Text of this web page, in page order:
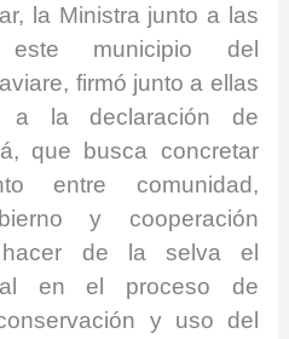
la Ministra junto a las
este municipio del
firmó junto a ellas
a la declaración de
que busca concretar
entre comunidad,
y cooperación
hacer de la selva el
en el proceso de
y uso del